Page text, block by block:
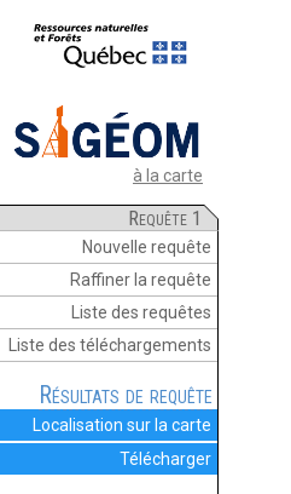
à la carte
Requête 1
Nouvelle requête
Raffiner la requête
Liste des requêtes
Liste des téléchargements
Résultats de requête
Localisation sur la carte
Télécharger